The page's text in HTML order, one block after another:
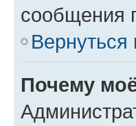
сообщения
Вернуться
Почему